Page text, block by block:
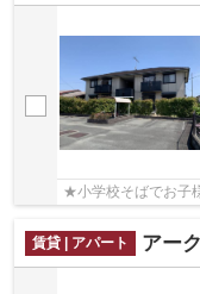
★小学校そばでお子
賃貸 | アパート アー